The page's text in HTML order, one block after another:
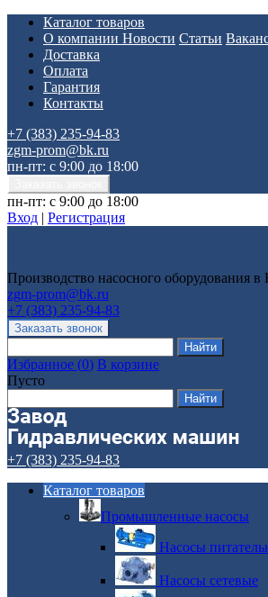
Каталог товаров
О компании Новости Статьи
Доставка
Оплата
Гарантия
Контакты
+7 (383) 235-94-83
zgm-prom@bk.ru
пн-пт: с 9:00 до 18:00
пн-пт: с 9:00 до 18:00
Вход | Регистрация
Производство насосного оборудования в
zgm-prom@bk.ru
+7 (383) 235-94-83
Избранное (0) В корзине
Пусто
+7 (383) 235-94-83
Каталог товаров
Промышленные насосы
Насосы
Насосы сетевые